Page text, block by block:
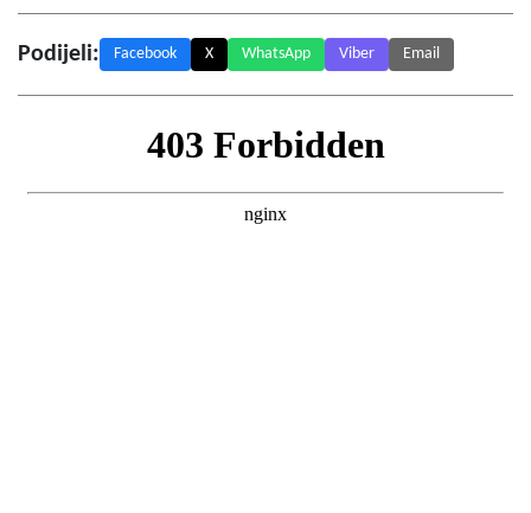
Podijeli: Facebook X WhatsApp Viber Email